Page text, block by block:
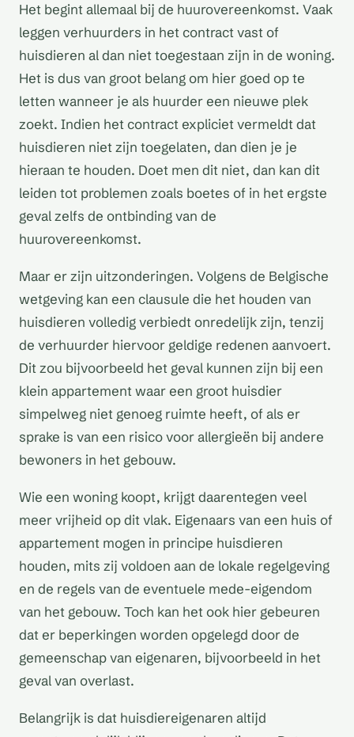
Het begint allemaal bij de huurovereenkomst. Vaak
leggen verhuurders in het contract vast of
huisdieren al dan niet toegestaan zijn in de woning.
Het is dus van groot belang om hier goed op te
letten wanneer je als huurder een nieuwe plek
zoekt. Indien het contract expliciet vermeldt dat
huisdieren niet zijn toegelaten, dan dien je je
hieraan te houden. Doet men dit niet, dan kan dit
leiden tot problemen zoals boetes of in het ergste
geval zelfs de ontbinding van de
huurovereenkomst.
Maar er zijn uitzonderingen. Volgens de Belgische
wetgeving kan een clausule die het houden van
huisdieren volledig verbiedt onredelijk zijn, tenzij
de verhuurder hiervoor geldige redenen aanvoert.
Dit zou bijvoorbeeld het geval kunnen zijn bij een
klein appartement waar een groot huisdier
simpelweg niet genoeg ruimte heeft, of als er
sprake is van een risico voor allergieën bij andere
bewoners in het gebouw.
Wie een woning koopt, krijgt daarentegen veel
meer vrijheid op dit vlak. Eigenaars van een huis of
appartement mogen in principe huisdieren
houden, mits zij voldoen aan de lokale regelgeving
en de regels van de eventuele mede-eigendom
van het gebouw. Toch kan het ook hier gebeuren
dat er beperkingen worden opgelegd door de
gemeenschap van eigenaren, bijvoorbeeld in het
geval van overlast.
Belangrijk is dat huisdiereigenaren altijd